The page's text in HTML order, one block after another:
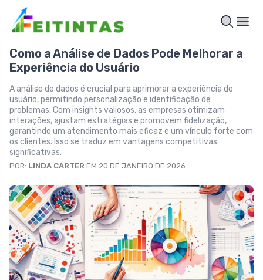
Como a Análise de Dados Pode Melhorar a
Experiência do Usuário
A análise de dados é crucial para aprimorar a experiência do
usuário, permitindo personalização e identificação de
problemas. Com insights valiosos, as empresas otimizam
interações, ajustam estratégias e promovem fidelização,
garantindo um atendimento mais eficaz e um vínculo forte com
os clientes. Isso se traduz em vantagens competitivas
significativas.
POR: LINDA CARTER EM 20 DE JANEIRO DE 2026